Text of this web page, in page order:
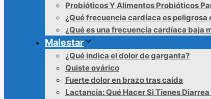
Probióticos Y Alimentos Probióticos
¿Qué frecuencia cardíaca es peligrosa
¿Qué es una frecuencia cardíaca baja
Malestar
¿Qué indica el dolor de garganta?
Quiste ovárico
Fuerte dolor en brazo tras caída
Lactancia: Qué Hacer Si Tienes